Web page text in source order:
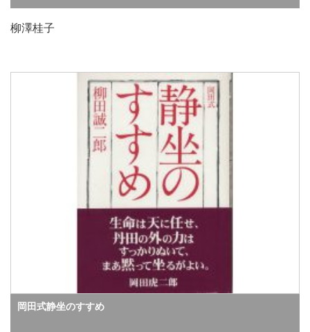
柳澤桂子
岡田式静坐のすすめ